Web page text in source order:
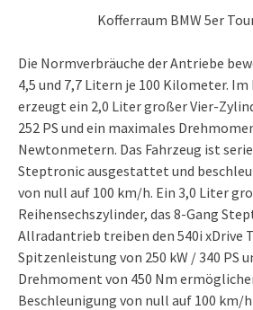
Kofferraum BMW 5er
Die Normverbräuche der Antriebe
4,5 und 7,7 Litern je 100 Kilometer. Im
erzeugt ein 2,0 Liter großer Vier-
252 PS und ein maximales
Newtonmetern. Das Fahrzeug ist
Steptronic ausgestattet und
von null auf 100 km/h. Ein 3,0 Liter
Reihensechszylinder, das 8-Gang
Allradantrieb treiben den 540i xDrive
Spitzenleistung von 250 kW / 340 PS
Drehmoment von 450 Nm
Beschleunigung von null auf 100 km/h